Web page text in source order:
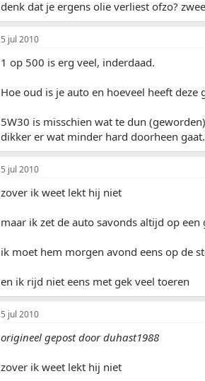
denk dat je ergens olie verliest ofzo?
5 jul 2010
1 op 500 is erg veel, inderdaad.
Hoe oud is je auto en hoeveel heeft deze
5W30 is misschien wat te dun
dikker er wat minder hard doorheen gaat.
5 jul 2010
zover ik weet lekt hij niet
maar ik zet de auto savonds altijd op een
ik moet hem morgen avond eens op de
en ik rijd niet eens met gek veel toeren
5 jul 2010
origineel gepost door duhast1988
zover ik weet lekt hij niet